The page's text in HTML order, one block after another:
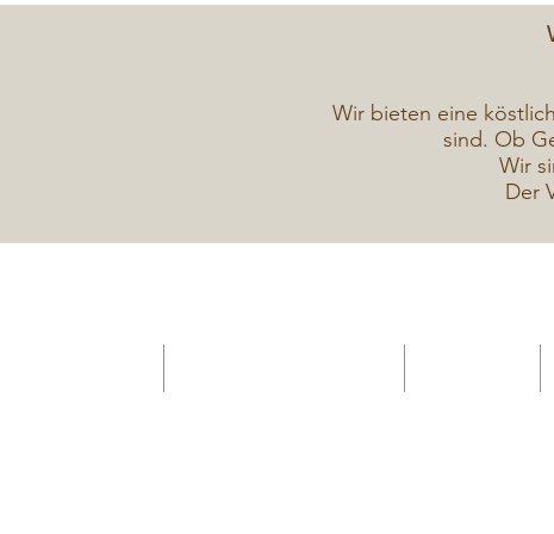
Wir bieten eine
sind. Ob
Wir
Der